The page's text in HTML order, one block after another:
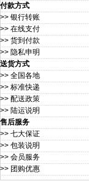
付款方式
>> 银行转账
>> 在线支付
>> 货到付款
>> 隐私申明
送货方式
>> 全国各地
>> 标准快递
>> 配送政策
>> 陆运说明
售后服务
>> 七大保证
>> 包装说明
>> 会员服务
>> 团购优惠